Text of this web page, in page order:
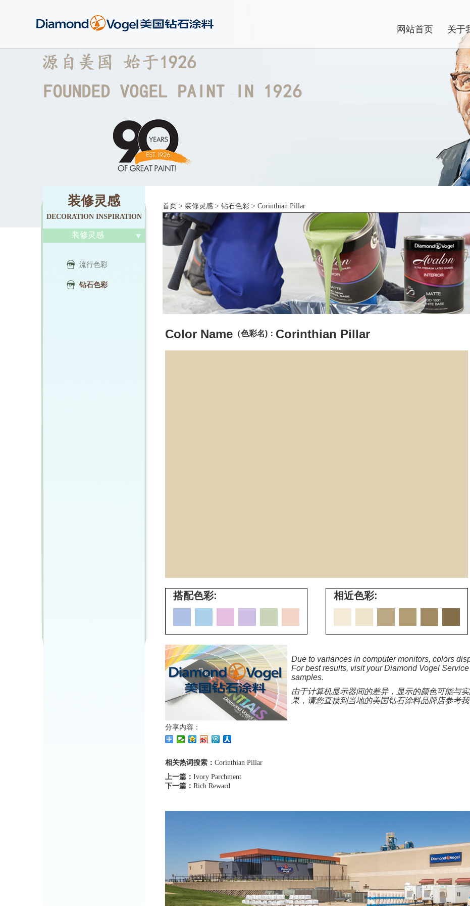
网站首页 关于
装修灵感
DECORATION INSPIRATION
装修灵感
流行色彩
钻石色彩
首页 > 装修灵感 > 钻石色彩 > Corinthian Pillar
Color Name （色彩名)： Corinthian Pillar
搭配色彩: 相近色彩:
Due to variances in computer monitors, colors
For best results, visit your Diamond Vogel
samples.
由于计算机显示器间的差异，显示的颜色可能与
果，请您直接到当地的美国钻石涂料品牌店参考我
分享内容：
相关热词搜索： Corinthian Pillar
上一篇： Ivory Parchment
下一篇： Rich Reward